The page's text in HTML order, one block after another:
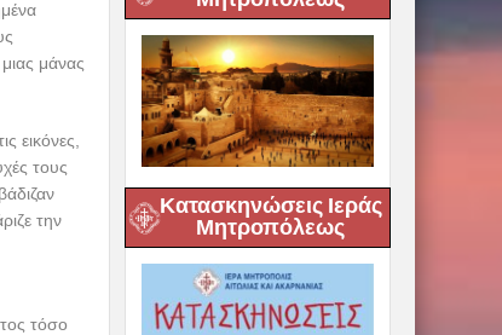
μάνας
εικόνες,
τους
την
τόσο
Κατασκηνώσεις Ιεράς
Μητροπόλεως